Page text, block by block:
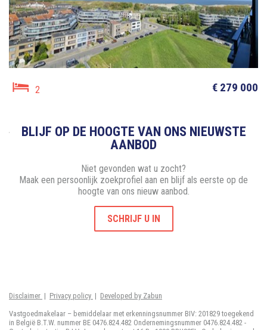
2 € 279 000
BLIJF OP DE HOOGTE VAN ONS NIEUWSTE
AANBOD
Niet gevonden wat u zocht?
Maak een persoonlijk zoekprofiel aan en blijf als eerste op de
hoogte van ons nieuw aanbod.
SCHRIJF U IN
Disclaimer | Privacy policy | Developed by Zabun
Vastgoedmakelaar – bemiddelaar met erkenningsnummer BIV: 201829 toegekend
in België B.T.W. nummer BE 0476.824.482 Ondernemingsnummer 0476.824.482 -